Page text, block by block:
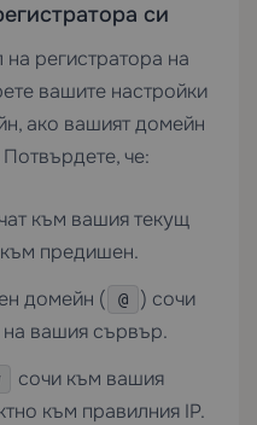
си
на регистратора на
вашите настройки
, ако вашият домейн
че:
към вашия текущ
към предишен.
домейн ( @
) сочи
вашия сървър.
сочи към вашия
към правилния IP.